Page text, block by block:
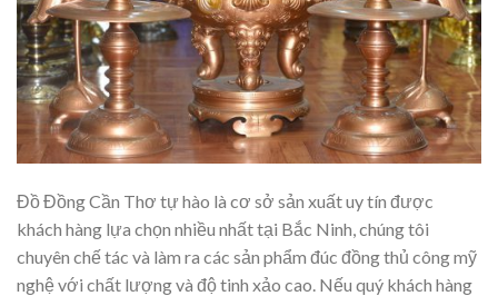
Đồ Đồng Cần Thơ tự hào là cơ sở sản xuất uy tín được
khách hàng lựa chọn nhiều nhất tại Bắc Ninh, chúng tôi
chuyên chế tác và làm ra các sản phẩm đúc đồng thủ công mỹ
nghệ với chất lượng và độ tinh xảo cao. Nếu quý khách hàng